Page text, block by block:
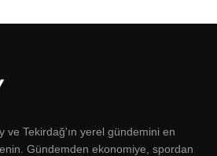
ve Tekirdağ'ın yerel gündemini en
Gündemden ekonomiye, spordan